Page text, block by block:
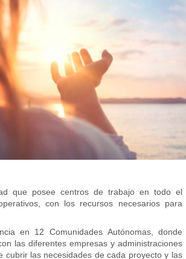
que posee centros de trabajo en todo el
con los recursos necesarios para
en 12 Comunidades Autónomas, donde
las diferentes empresas y administraciones
cubrir las necesidades de cada proyecto y las